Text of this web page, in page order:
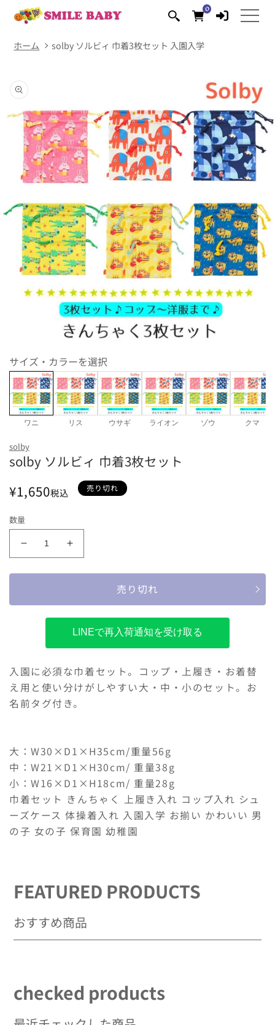
ンツに
進む
00
個
ホーム solby ソルビィ 巾着3枚セット 入園入学
報にス
キップ
ダ
デ
(1)
サイズ・カラーを選択
ワニ リス ウサギ ライオン ゾウ クマ
ワニ リス ウサギ ライオン
solby
solby ソルビィ 巾着3枚セット
通
価
格
¥1,650税込 売り切れ
数量
solby
ル
ィ
セ
ッ
ト
量
を
減
ら
す
solby
ル
ィ
巾
着
3
枚
セ
ッ
ト
量
を
増
や
す
売り切れ
LINEで再入荷通知を受け取る
入園に必須な巾着セット。コップ・上履き・お着替
え用と使い分けがしやすい大・中・小のセット。お
名前タグ付き。
大：W30×D1×H35cm/重量56g
中：W21×D1×H30cm/ 重量38g
小：W16×D1×H18cm/ 重量28g
巾着セット きんちゃく 上履き入れ コップ入れ シュ
ーズケース 体操着入れ 入園入学 お揃い かわいい 男
の子 女の子 保育園 幼稚園
FEATURED PRODUCTS
おすすめ商品
checked products